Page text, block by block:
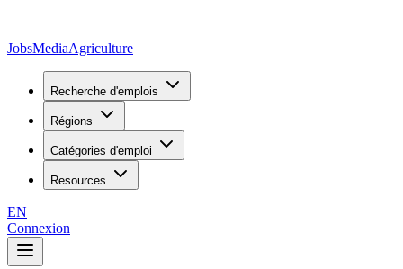
JobsMediaAgriculture
Recherche d'emplois
Régions
Catégories d'emploi
Resources
EN
Connexion